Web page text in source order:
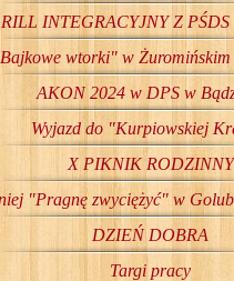
INTEGRACYJNY Z
wtorki" w
AKON 2024 w DPS w
Wyjazd do "Kurpiowskiej
X PIKNIK RODZINNY
"Pragnę zwyciężyć" w
DZIEŃ DOBRA
Targi pracy